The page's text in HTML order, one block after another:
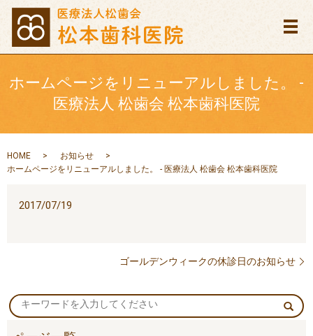
メ
ホームページをリニューアルしました。 -
医療法人 松歯会 松本歯科医院
HOME
お知らせ
ホームページをリニューアルしました。 - 医療法人 松歯会 松本歯科医院
2017/07/19
ゴールデンウィークの休診日のお知らせ